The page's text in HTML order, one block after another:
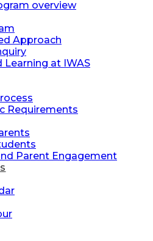
overview
Approach
Learning at IWAS
Requirements
Parent Engagement